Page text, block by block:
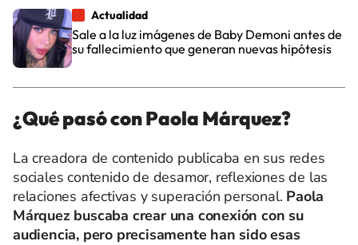
Actualidad
Sale a la luz imágenes de Baby Demoni antes de
su fallecimiento que generan nuevas hipótesis
¿Qué pasó con Paola Márquez?
La creadora de contenido publicaba en sus redes
sociales contenido de desamor, reflexiones de las
relaciones afectivas y superación personal. Paola
Márquez buscaba crear una conexión con su
audiencia, pero precisamente han sido esas